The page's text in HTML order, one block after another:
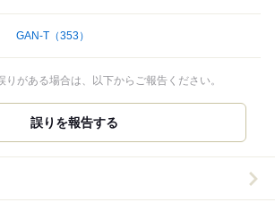
GAN-T （353）
がある場合は、以下からご報告ください。
誤りを報告する